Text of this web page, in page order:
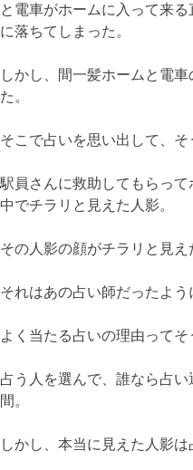
と電車がホームに入って来
に落ちてしまった。
しかし、間一髪ホームと電
た。
そこで占いを思い出して、そ
駅員さんに救助してもらっ
中でチラリと見えた人影。
その人影の顔がチラリと見え
それはあの占い師だったよう
よく当たる占いの理由ってそ
占う人を選んで、誰なら占
間。
しかし、本当に見えた人影は